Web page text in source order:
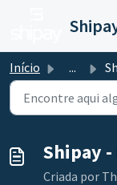
Início ...
Shipay -
Criada por